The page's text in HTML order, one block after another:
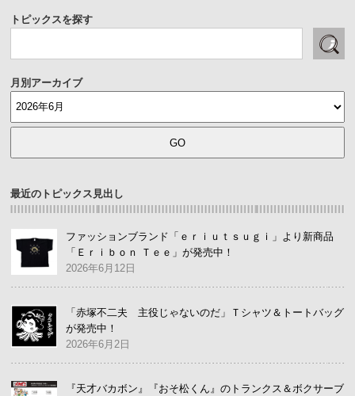
トピックスを探す
月別アーカイブ
最近のトピックス見出し
ファッションブランド「ｅｒｉｕｔｓｕｇｉ」より新商品
「Ｅｒｉｂｏｎ Ｔｅｅ」が発売中！
2026年6月12日
「赤塚不二夫 主役じゃないのだ」Ｔシャツ＆トートバッグ
が発売中！
2026年6月2日
『天才バカボン』『おそ松くん』のトランクス＆ボクサーブ